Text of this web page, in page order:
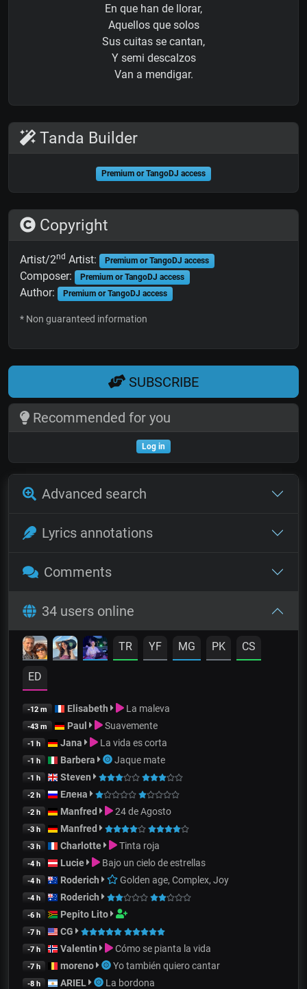
En que han de llorar,
Aquellos que solos
Sus cuitas se cantan,
Y semi descalzos
Van a mendigar.
Tanda Builder
Premium or TangoDJ access
Copyright
Artist/2nd Artist: Premium or TangoDJ access
Composer: Premium or TangoDJ access
Author: Premium or TangoDJ access
* Non guaranteed information
SUBSCRIBE
Recommended for you
Log in
Advanced search
Lyrics annotations
Comments
34 users online
TR YF MG PK CS
ED
-12 m Elisabeth La maleva
-43 m Paul Suavemente
-1 h Jana La vida es corta
-1 h Barbera Jaque mate
-1 h Steven
-2 h Елена
-2 h Manfred 24 de Agosto
-3 h Manfred
-3 h Charlotte Tinta roja
-4 h Lucie Bajo un cielo de estrellas
-4 h Roderich Golden age, Complex, Joy
-4 h Roderich
-6 h Pepito Lito
-7 h CG
-7 h Valentin Cómo se pianta la vida
-7 h moreno Yo también quiero cantar
-8 h ARIEL La bordona